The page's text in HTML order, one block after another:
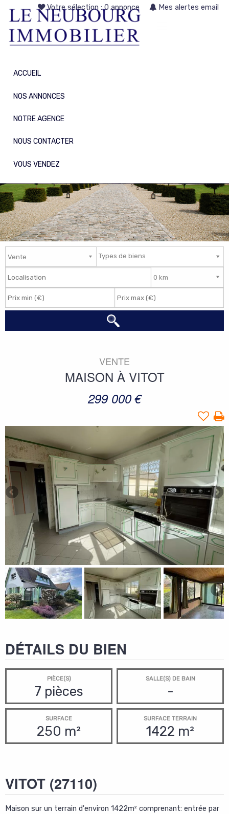
Votre sélection :0 annonce Mes alertes email
ACCUEIL
NOS ANNONCES
NOTRE AGENCE
NOUS CONTACTER
VOUS VENDEZ
Types de biens
VENTE
MAISON À VITOT
299 000 €
DÉTAILS DU BIEN
PIÈCE(S)
7 pièces
SALLE(S) DE BAIN
-
SURFACE
250 m²
SURFACE TERRAIN
1422 m²
VITOT (27110)
Maison sur un terrain d'environ 1422m² comprenant: entrée par